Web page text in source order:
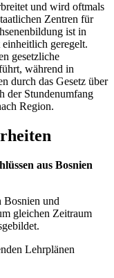
und wird oftmals
Zentren für
ist in
geregelt.
gesetzliche
während in
durch das Gesetz über
der Stundenumfang
Region.
aus Bosnien
Bosnien und
gleichen Zeitraum
Lehrplänen